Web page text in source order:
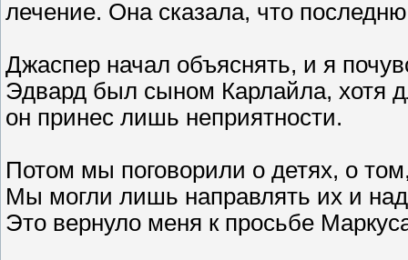
лечение. Она сказала, что
Джаспер начал объяснять, и я
Эдвард был сыном Карлайла, хотя
он принес лишь неприятности.
Потом мы поговорили о детях, о
Мы могли лишь направлять их и
Это вернуло меня к просьбе